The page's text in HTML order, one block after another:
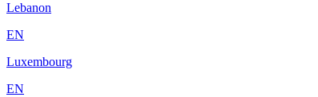
Lebanon
EN
Luxembourg
EN